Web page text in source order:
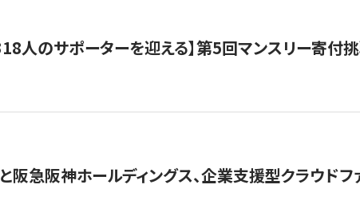
人のサポーターを迎える】​​第5回マンスリー寄付
阪急阪神ホールディングス、企業支援型クラウドフ